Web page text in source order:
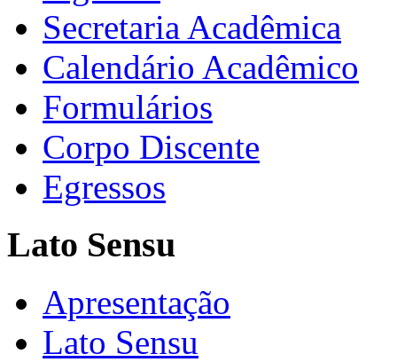
Secretaria Acadêmica
Calendário Acadêmico
Formulários
Corpo Discente
Egressos
Lato Sensu
Apresentação
Lato Sensu